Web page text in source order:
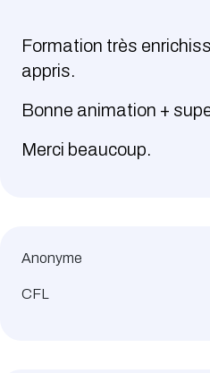
Formation très
appris.
Bonne animation +
Merci beaucoup.
Anonyme
CFL